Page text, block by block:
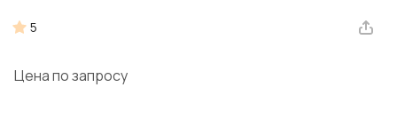
5
Цена по запросу